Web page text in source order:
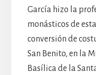
García hizo la
monásticos de
conversión de
San Benito, en la
Basílica de la